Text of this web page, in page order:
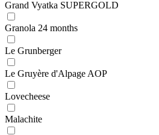
Grand Vyatka SUPERGOLD
Granola 24 months
Le Grunberger
Le Gruyère d'Alpage AOP
Lovecheese
Malachite